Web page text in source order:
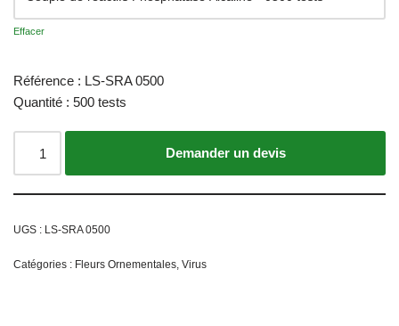
Effacer
Référence : LS-SRA 0500
Quantité : 500 tests
Ajouter au panier
UGS : LS-SRA 0500
Catégories : Fleurs Ornementales, Virus